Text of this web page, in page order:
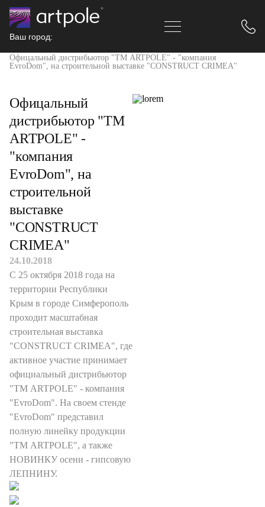
Ваш город:
Офицальный дистрибьютор "ТМ ARTPOLE" - "компания
EvroDom", на строительной выставке "CONSTRUCT CRIMEA"
Офицальный
дистрибьютор "ТМ
ARTPOLE" -
"компания
EvroDom", на
строительной
выставке
"CONSTRUCT
CRIMEA"
24.10.2018
С 25 октября 2018 года на
территории Республики
Крым в городе Симферополь
проходит масштабная
строительная выставка
"CONSTRUCT CRIMEA", где
активное участие принимает
официальный дистрибьютор
"ТМ ARTPOLE" - компания
"EvroDom". На своем стенде
"EvroDom" представил
полную линейку продукции
"ТМ ARTPOLE", а также
НОВИНКУ осени - гипсовую
ЛЕПНИНУ.